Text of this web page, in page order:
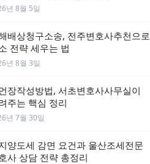
년 8월 5일
배상청구소송, 전주변호사추천으로
전략 세우는 법
년 8월 3일
장작성방법, 서초변호사사무실이
주는 핵심 정리
년 7월 30일
양도세 감면 요건과 울산조세전문
사 상담 전략 총정리